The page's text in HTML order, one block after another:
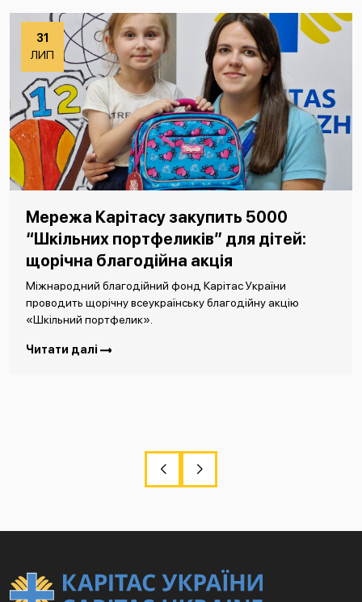
31
ЛИП
Мережа Карітасу закупить 5000
“Шкільних портфеликів” для дітей:
щорічна благодійна акція
Міжнародний благодійний фонд Карітас України
проводить щорічну всеукраїнську благодійну акцію
«Шкільний портфелик».
Читати далі